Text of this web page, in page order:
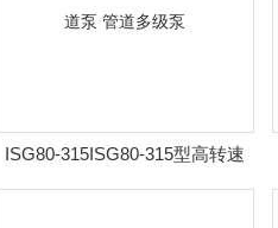
ISG80-315ISG80-315型高转速
立式管道泵 管道多级泵